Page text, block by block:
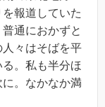
報道していた
通におかずと
々はそばを平
。私も半分ほ
。なかなか満